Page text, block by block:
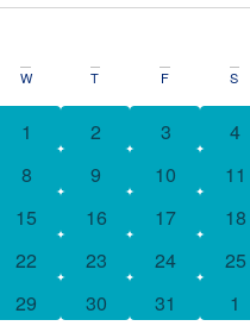
W T F S
0 events
1 0 events
2 0 events
3 0
4
0 events
8 0 events
9 0 events
10 0
11
0 events
15 0 events
16 0 events
17 0
18
0 events
22 0 events
23 0 events
24 0
25
0 events
29 0 events
30 0 events
31 0
1